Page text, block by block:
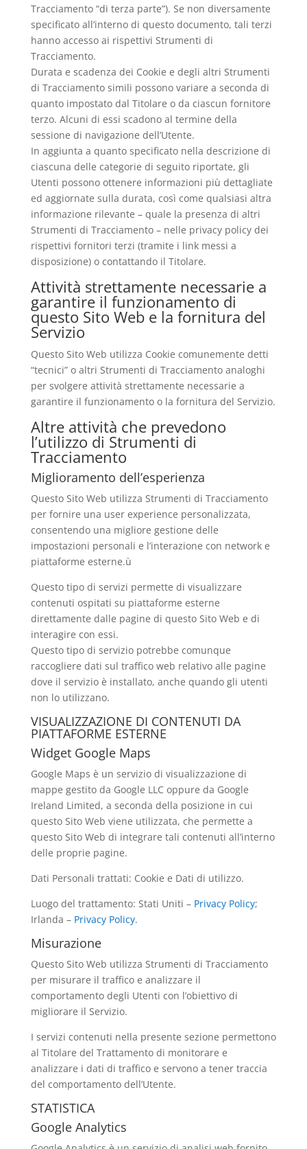
Tracciamento “di terza parte”). Se non diversamente
specificato all’interno di questo documento, tali terzi
hanno accesso ai rispettivi Strumenti di
Tracciamento.
Durata e scadenza dei Cookie e degli altri Strumenti
di Tracciamento simili possono variare a seconda di
quanto impostato dal Titolare o da ciascun fornitore
terzo. Alcuni di essi scadono al termine della
sessione di navigazione dell’Utente.
In aggiunta a quanto specificato nella descrizione di
ciascuna delle categorie di seguito riportate, gli
Utenti possono ottenere informazioni più dettagliate
ed aggiornate sulla durata, così come qualsiasi altra
informazione rilevante – quale la presenza di altri
Strumenti di Tracciamento – nelle privacy policy dei
rispettivi fornitori terzi (tramite i link messi a
disposizione) o contattando il Titolare.
Attività strettamente necessarie a
garantire il funzionamento di
questo Sito Web e la fornitura del
Servizio
Questo Sito Web utilizza Cookie comunemente detti
“tecnici” o altri Strumenti di Tracciamento analoghi
per svolgere attività strettamente necessarie a
garantire il funzionamento o la fornitura del Servizio.
Altre attività che prevedono
l’utilizzo di Strumenti di
Tracciamento
Miglioramento dell’esperienza
Questo Sito Web utilizza Strumenti di Tracciamento
per fornire una user experience personalizzata,
consentendo una migliore gestione delle
impostazioni personali e l’interazione con network e
piattaforme esterne.ù
Questo tipo di servizi permette di visualizzare
contenuti ospitati su piattaforme esterne
direttamente dalle pagine di questo Sito Web e di
interagire con essi.
Questo tipo di servizio potrebbe comunque
raccogliere dati sul traffico web relativo alle pagine
dove il servizio è installato, anche quando gli utenti
non lo utilizzano.
VISUALIZZAZIONE DI CONTENUTI DA
PIATTAFORME ESTERNE
Widget Google Maps
Google Maps è un servizio di visualizzazione di
mappe gestito da Google LLC oppure da Google
Ireland Limited, a seconda della posizione in cui
questo Sito Web viene utilizzata, che permette a
questo Sito Web di integrare tali contenuti all’interno
delle proprie pagine.
Dati Personali trattati: Cookie e Dati di utilizzo.
Luogo del trattamento: Stati Uniti – Privacy Policy;
Irlanda – Privacy Policy.
Misurazione
Questo Sito Web utilizza Strumenti di Tracciamento
per misurare il traffico e analizzare il
comportamento degli Utenti con l’obiettivo di
migliorare il Servizio.
I servizi contenuti nella presente sezione permettono
al Titolare del Trattamento di monitorare e
analizzare i dati di traffico e servono a tener traccia
del comportamento dell’Utente.
STATISTICA
Google Analytics